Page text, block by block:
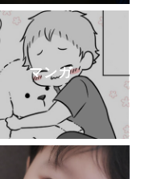
マンガ